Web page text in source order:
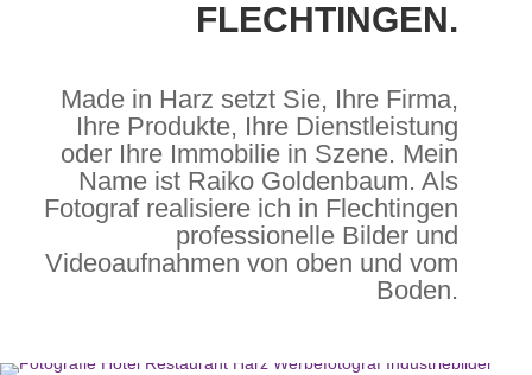
FLECHTINGEN.
Made in Harz setzt Sie, Ihre Firma,
Ihre Produkte, Ihre Dienstleistung
oder Ihre Immobilie in Szene. Mein
Name ist Raiko Goldenbaum. Als
Fotograf realisiere ich in Flechtingen
professionelle Bilder und
Videoaufnahmen von oben und vom
Boden.